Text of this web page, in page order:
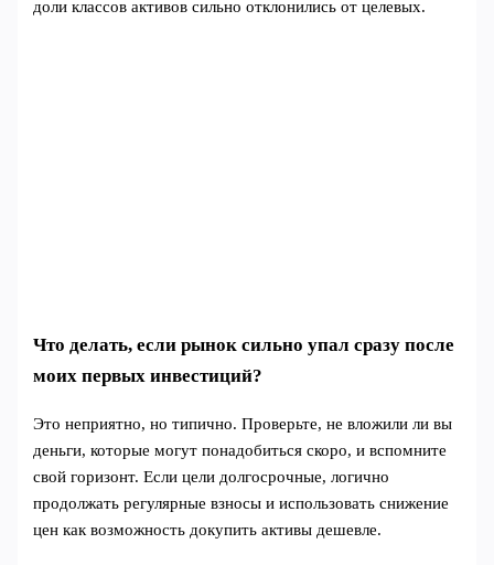
доли классов активов сильно отклонились от целевых.
Что делать, если рынок сильно упал сразу после
моих первых инвестиций?
Это неприятно, но типично. Проверьте, не вложили ли вы
деньги, которые могут понадобиться скоро, и вспомните
свой горизонт. Если цели долгосрочные, логично
продолжать регулярные взносы и использовать снижение
цен как возможность докупить активы дешевле.